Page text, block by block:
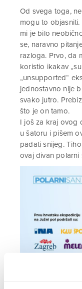
Od svega toga,
mogu to
mi je bilo
se, naravno
razloga. Prvo, da
koristio ikakav
„unsupported“
jednostavno nije
svako jutro.
što je on tamo.
I još za kraj ovog
u šatoru i pišem
padati snijeg.
ovaj divan polarni